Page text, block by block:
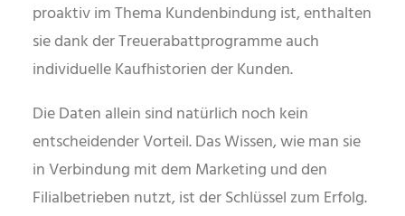
proaktiv im Thema Kundenbindung ist, enthalten
sie dank der Treuerabattprogramme auch
individuelle Kaufhistorien der Kunden.
Die Daten allein sind natürlich noch kein
entscheidender Vorteil. Das Wissen, wie man sie
in Verbindung mit dem Marketing und den
Filialbetrieben nutzt, ist der Schlüssel zum Erfolg.